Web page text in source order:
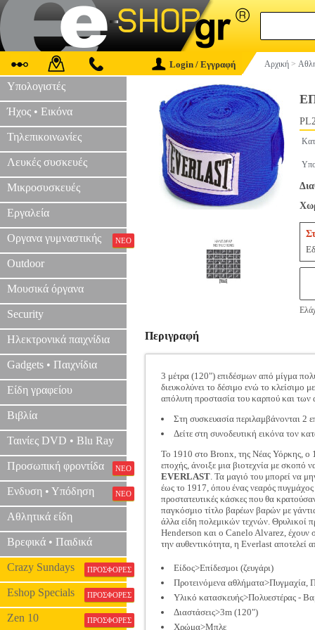
Login / Εγγραφή Αρχική >
Υπολογιστές
Ήχος • Εικόνα
Τηλεπικοινωνίες
Λευκές συσκευές
Μικροσυσκευές
Εργαλεία
Οργανα γυμναστικής ΝΕΟ
Outdoor
Μουσικά όργανα
Security
Ηλεκτρονικά παιχνίδια
Gadgets • Παιχνίδια
Είδη γραφείου
Βιβλία
Ταινίες DVD • Blu Ray
Προσωπική φροντίδα ΝΕΟ
Ενδυση • Υπόδηση ΝΕΟ
Αθλητικά είδη
Βρεφικά • Παιδικά
Crazy Sundays ΠΡΟΣΦΟΡΕΣ
Eshop Specials ΠΡΟΣΦΟΡΕΣ
Zen 10 ΠΡΟΣΦΟΡΕΣ
Περιγραφή
3 μέτρα (120") επιδέσμων από μίγμα
διευκολύνει το δέσιμο ενώ το
απόλυτη προστασία του καρπού και
Στη συσκευασία περιλαμβάνονται 2
Δείτε στη συνοδευτική εικόνα τον
Το 1910 στο Bronx, της Νέας Υόρκης, ο
εποχής, άνοιξε μια βιοτεχνία με σκοπό
EVERLAST. Τα μαγιό του μπορεί να
έως το 1917, όπου ένας νεαρός
προστατευτικές κάσκες που θα
παγκόσμιο τίτλο βαρέων βαρών με
άλλα είδη πολεμικών τεχνών.
Henderson και ο Canelo Alvarez, έχουν
την αυθεντικότητα, η Everlast αποτελεί
Είδος>Επίδεσμοι (ζευγάρι)
Προτεινόμενα αθλήματα>Πυγμαχία,
Υλικό κατασκευής>Πολυεστέρας -
Διαστάσεις>3m (120")
Χρώμα>Μπλε